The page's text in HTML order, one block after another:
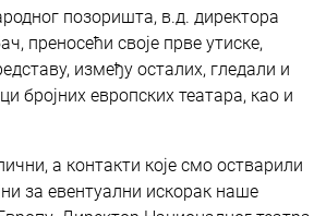
позоришта, в.д. директора
преносећи своје прве утиске,
између осталих, гледали и
бројних европских театара, као и
а контакти које смо остварили
за евентуални искорак наше